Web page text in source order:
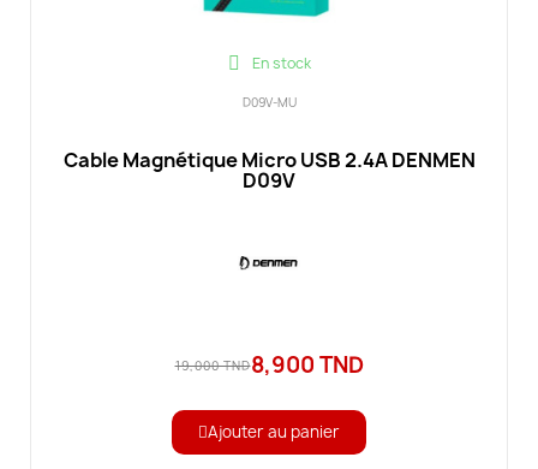
En stock
D09V-MU
Cable Magnétique Micro USB 2.4A DENMEN
D09V
19,000 TND8,900 TND
Ajouter au panier